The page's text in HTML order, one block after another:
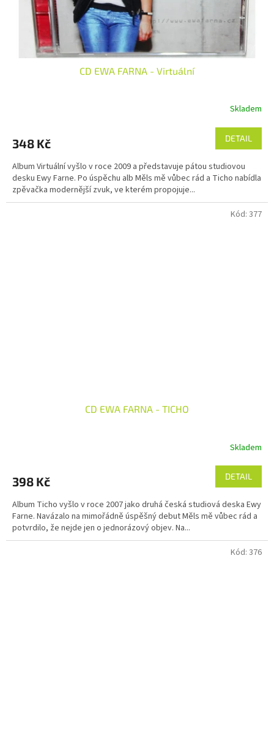
CD EWA FARNA - Virtuální
Skladem
348 Kč DETAIL
Album Virtuální vyšlo v roce 2009 a představuje pátou studiovou
desku Ewy Farne. Po úspěchu alb Měls mě vůbec rád a Ticho nabídla
zpěvačka modernější zvuk, ve kterém propojuje...
CD EWA FARNA - TICHO
Skladem
398 Kč DETAIL
Album Ticho vyšlo v roce 2007 jako druhá česká studiová deska Ewy
Farne. Navázalo na mimořádně úspěšný debut Měls mě vůbec rád a
potvrdilo, že nejde jen o jednorázový objev. Na...
Kód: 377
Kód: 376